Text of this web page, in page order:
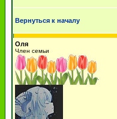
Вернуться к началу
Оля
Член семьи